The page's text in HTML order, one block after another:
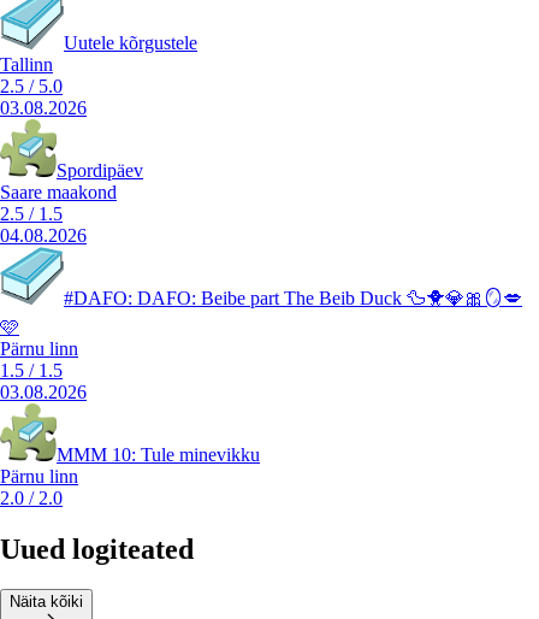
Uutele kõrgustele
Tallinn
2.5 / 5.0
03.08.2026
Spordipäev
Saare maakond
2.5 / 1.5
04.08.2026
#DAFO: DAFO: Beibe part The Beib Duck 🦆🐥💎🎀🪞💋
🩷
Pärnu linn
1.5 / 1.5
03.08.2026
MMM 10: Tule minevikku
Pärnu linn
2.0 / 2.0
Uued logiteated
Näita kõiki